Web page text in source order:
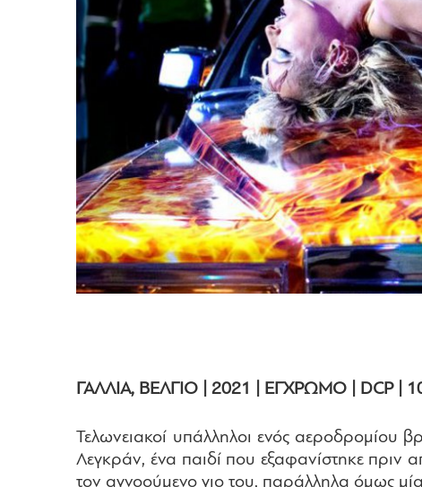
ΓΑΛΛΙΑ, ΒΕΛΓΙΟ | 2021 | ΕΓΧΡΩΜΟ | DCP |
Τελωνειακοί υπάλληλοι ενός αεροδρομίου
Λεγκράν, ένα παιδί που εξαφανίστηκε πριν
τον αγνοούμενο γιο του, παράλληλα όμως